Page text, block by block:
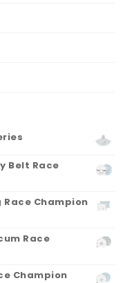
Belt Race
Champion
Race
Champion